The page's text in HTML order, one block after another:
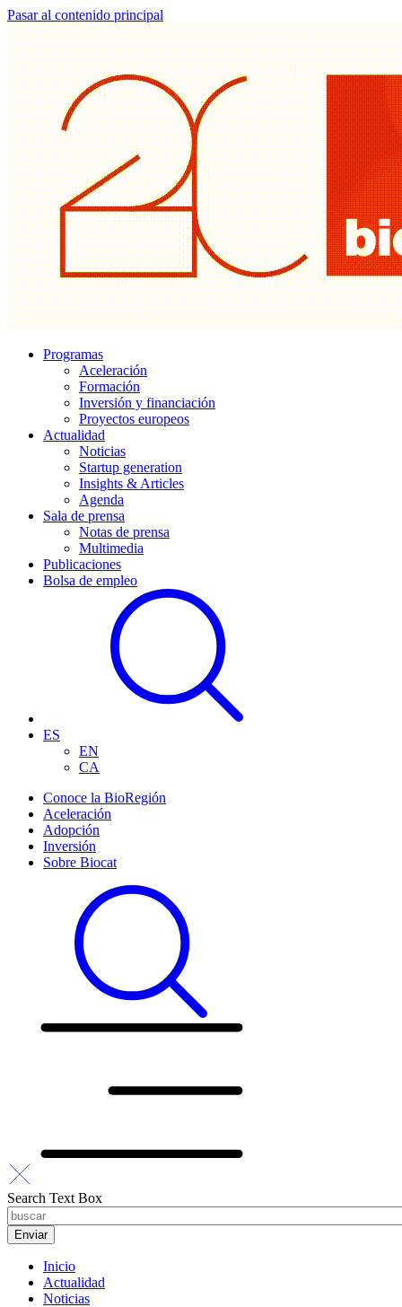
Pasar al contenido principal
Programas
Aceleración
Formación
Inversión y financiación
Proyectos europeos
Actualidad
Noticias
Startup generation
Insights & Articles
Agenda
Sala de prensa
Notas de prensa
Multimedia
Publicaciones
Bolsa de empleo
ES
EN
CA
Conoce la BioRegión
Aceleración
Adopción
Inversión
Sobre Biocat
Search Text Box
Inicio
Actualidad
Noticias